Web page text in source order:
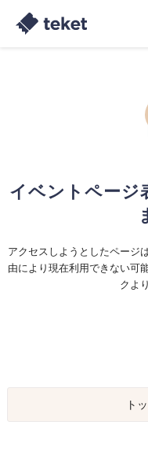
イベントページ
アクセスしようとしたページ
由により現在利用できない可
クよ
ト